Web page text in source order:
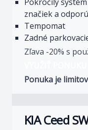
značiek a
Tempomat
Zadné
Zľava -20% s
Ponuka je
KIA Ceed